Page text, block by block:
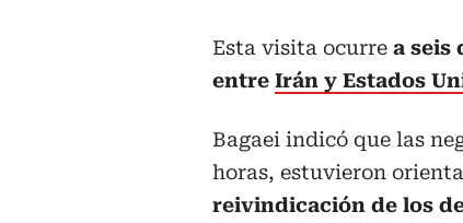
Esta visita ocurre a seis
entre Irán y Estados
Bagaei indicó que las
horas, estuvieron
reivindicación de los